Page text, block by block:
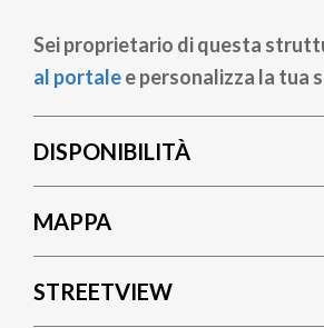
Sei proprietario di questa
al portalee personalizza la tua
DISPONIBILITÀ
MAPPA
STREETVIEW